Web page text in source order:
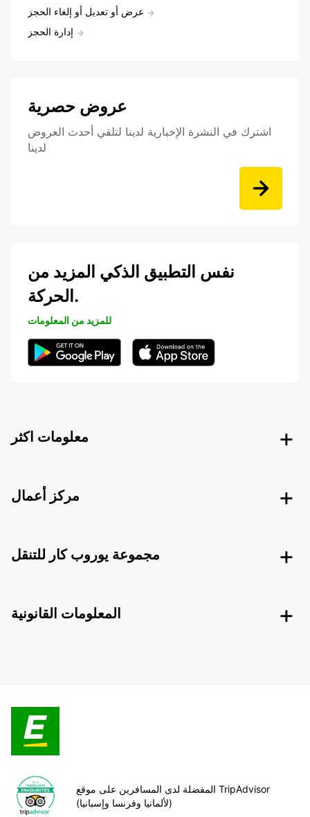
عرض أو تعديل أو إلغاء الحجز
إدارة الحجز
عروض حصرية
اشترك في النشرة الإخبارية لدينا لتلقي أحدث العروض
لدينا
نفس التطبيق الذكي المزيد من
الحركة.
للمزيد من المعلومات
معلومات اكثر
مركز أعمال
مجموعة يوروب كار للتنقل
المعلومات القانونية
المفضلة لدى المسافرين على موقع TripAdvisor
(لألمانيا وفرنسا وإسبانيا)